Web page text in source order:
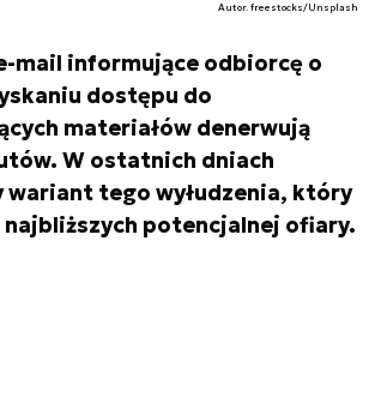
Autor. freestocks/Unsplash
mail informujące odbiorcę o
dostępu do
materiałów denerwują
W ostatnich dniach
wariant tego wyłudzenia, który
potencjalnej ofiary.